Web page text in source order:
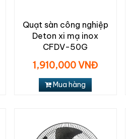
Quạt sàn công nghiệp
Deton xi mạ inox
CFDV-50G
1,910,000 VNĐ
Mua hàng